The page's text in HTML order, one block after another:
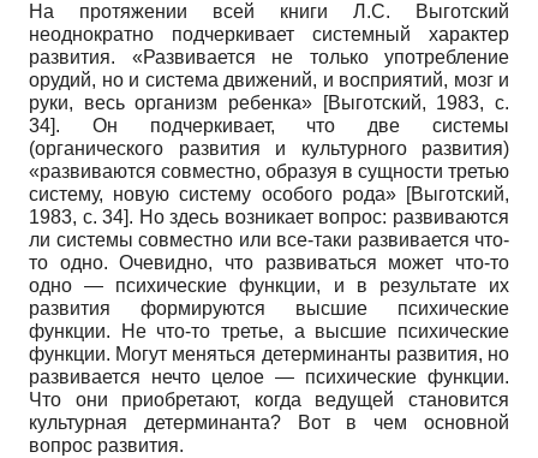
На протяжении всей книги Л.С. Выготский
неоднократно подчеркивает системный характер
развития. «Развивается не только употребление
орудий, но и система движений, и восприятий, мозг и
руки, весь организм ребенка»
[Выготский, 1983, с.
34]. Он подчеркивает, что две системы
(органического развития и культурного развития)
«развиваются совместно, образуя в сущности третью
систему, новую систему особого рода» [Выготский,
1983, с. 34]. Но здесь возникает вопрос: развиваются
ли системы совместно или все-таки развивается что-
то одно. Очевидно, что развиваться может что-то
одно — психические функции, и в результате их
развития формируются высшие психические
функции. Не что-то третье, а высшие психические
функции. Могут меняться детерминанты развития, но
развивается нечто целое — психические функции.
Что они приобретают, когда ведущей становится
культурная детерминанта? Вот в чем основной
вопрос развития.